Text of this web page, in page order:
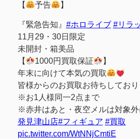
【 予告 】
『緊急告知』 #ホロライブ #リラ
11月29・30日限定
未開封・箱美品
【
1000円買取保証
】
年末に向けて本気の買取
皆様からのお買取お待ちしており
※お1人様同一2点まで
※赤井はあと・夜空メルは対象外
発見津山店#フィギュア #買取
pic.twitter.com/WtNNjCmtiE